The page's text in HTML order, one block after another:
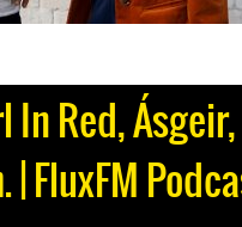
In Red,
FluxFM